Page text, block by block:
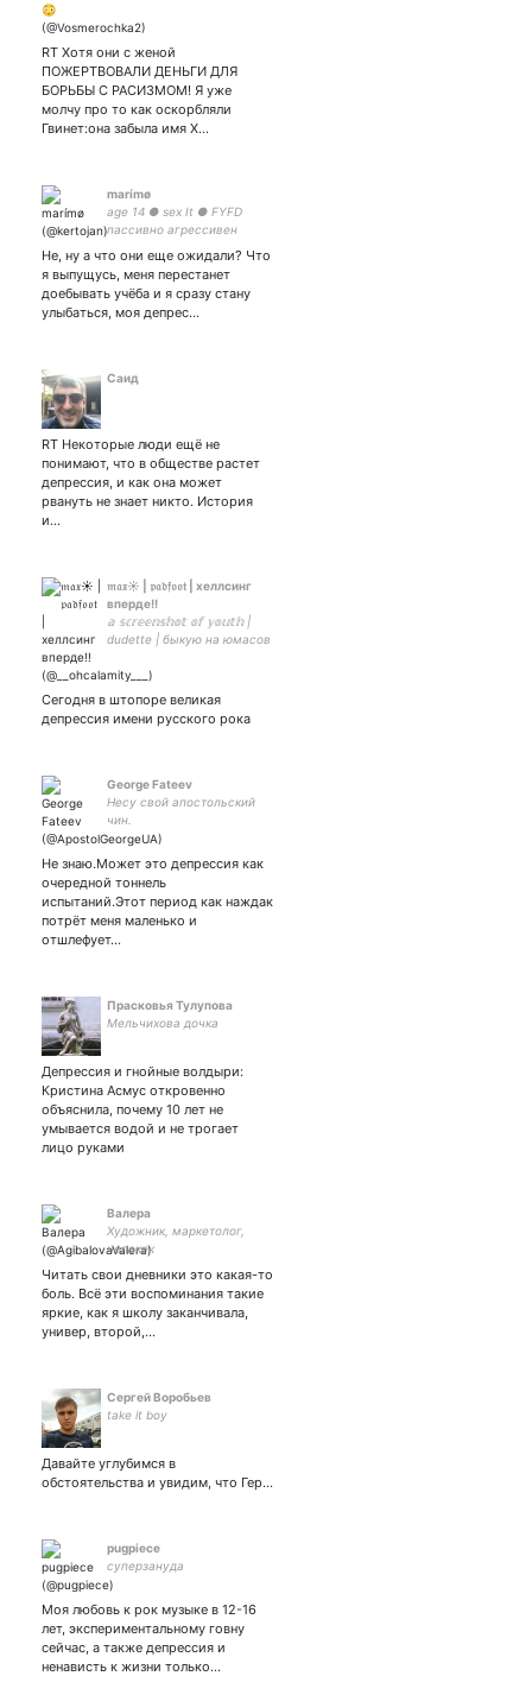
RT Хотя они с женой
ПОЖЕРТВОВАЛИ ДЕНЬГИ ДЛЯ
БОРЬБЫ С РАСИЗМОМ! Я уже
молчу про то как оскорбляли
Гвинет:она забыла имя Х…
marímø
age 14 ● sex It ● FYFD
пассивно агрессивен
Не, ну а что они еще ожидали? Что
я выпущусь, меня перестанет
доебывать учёба и я сразу стану
улыбаться, моя депрес…
Саид
RT Некоторые люди ещё не
понимают, что в обществе растет
депрессия, и как она может
рвануть не знает никто. История
и…
𝔪𝔞𝔵☀️ | 𝔭𝔞𝔡𝔣𝔬𝔬𝔱 | хеллсинг
вперде!!
𝕒 𝕤𝕔𝕣𝕖𝕖𝕟𝕤𝕙𝕠𝕥 𝕠𝕗 𝕪𝕠𝕦𝕥𝕙 |
dudette | быкую на юмасов
дышу
Сегодня в штопоре великая
депрессия имени русского рока
George Fateev
Несу свой апостольский
чин.
Не знаю.Может это депрессия как
очередной тоннель
испытаний.Этот период как наждак
потрёт меня маленько и
отшлефует…
Прасковья Тулупова
Мельчихова дочка
Депрессия и гнойные волдыри:
Кристина Асмус откровенно
объяснила, почему 10 лет не
умывается водой и не трогает
лицо руками
Валера
Художник, маркетолог,
челокек
Читать свои дневники это какая-то
боль. Всё эти воспоминания такие
яркие, как я школу заканчивала,
универ, второй,…
Сергей Воробьев
take it boy
Давайте углубимся в
обстоятельства и увидим, что Гер…
pugpiece
суперзануда
Моя любовь к рок музыке в 12-16
лет, экспериментальному говну
сейчас, а также депрессия и
ненависть к жизни только…